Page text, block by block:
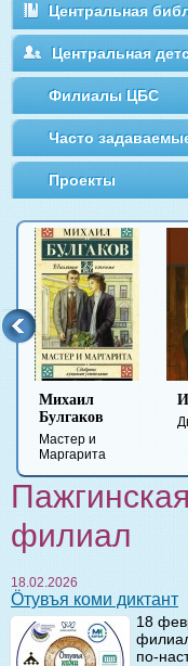
Центральная
Центральная
Филиалы ЦБС
Часто
Проекты
Иван Тургенев
Дворянское гнездо
филиал
18.02.2026
Öтувъя коми диктант
18
по-